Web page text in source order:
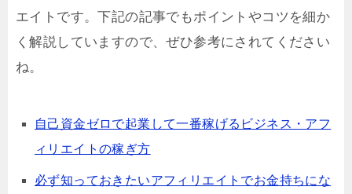
エイトです。下記の記事でもポイントやコツを細か
く解説していますので、ぜひ参考にされてください
ね。
自己資金ゼロで起業して一番稼げるビジネス・アフ
ィリエイトの稼ぎ方
必ず知っておきたいアフィリエイトでお金持ちにな